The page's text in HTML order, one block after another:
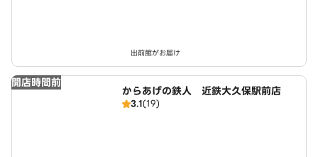
出前館がお届け
開店時間前
からあげの鉄人 近鉄大久保駅前店
3.1(19)